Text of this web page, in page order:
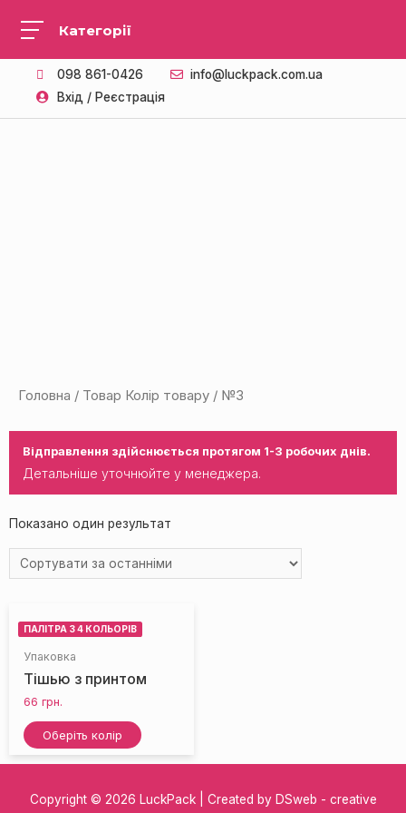
098 861-0426
info@luckpack.com.ua
Вхід / Реєстрація
Головна / Товар Колір товару / №3
Відправлення здійснюється протягом 1-3 робочих днів.
Детальніше уточнюйте у менеджера.
Показано один результат
ПАЛІТРА З 4 КОЛЬОРІВ
Упаковка
Тішью з принтом
66 грн.
Оберіть колір
Copyright © 2026 LuckPack| Created by DSweb - creative